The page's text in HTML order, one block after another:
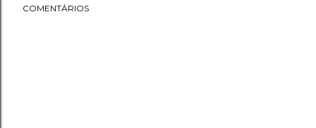
COMENTÁRIOS